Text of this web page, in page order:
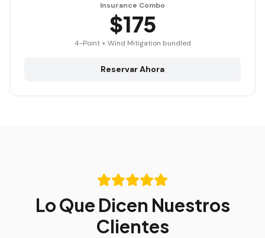
Insurance Combo
$175
4-Point + Wind Mitigation bundled
Reservar Ahora
Lo Que Dicen Nuestros
Clientes